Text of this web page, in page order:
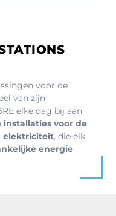
voor de
van zijn
elke dag bij aan
installaties voor de
elektriciteit, die elk
energie